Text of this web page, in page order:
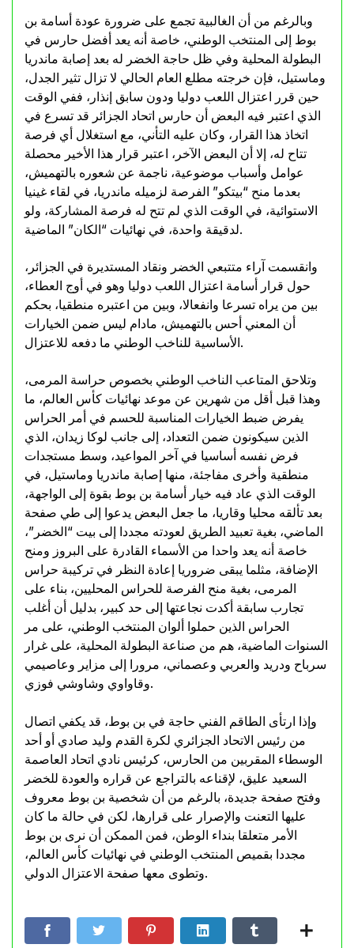
وبالرغم من أن الغالبية تجمع على ضرورة عودة أسامة بن
بوط إلى المنتخب الوطني، خاصة أنه يعد أفضل حارس في
البطولة المحلية وفي ظل حاجة الخضر له بعد إصابة ماندريا
وماستيل، فإن خرجته مطلع العام الحالي لا تزال تثير الجدل،
حين قرر اعتزال اللعب دوليا ودون سابق إنذار، ففي الوقت
الذي اعتبر فيه البعض أن حارس اتحاد الجزائر قد تسرع في
اتخاذ هذا القرار، وكان عليه التأني، مع استغلال أي فرصة
تتاح له، إلا أن البعض الآخر، اعتبر قرار هذا الأخير محصلة
عوامل وأسباب موضوعية، ناجمة عن شعوره بالتهميش،
بعدما منح “بيتكو” الفرصة لزميله ماندريا، في لقاء غينيا
الاستوائية، في الوقت الذي لم تتح له فرصة المشاركة، ولو
لدقيقة واحدة، في نهائيات “الكان” الماضية.
وانقسمت آراء متتبعي الخضر ونقاد المستديرة في الجزائر،
حول قرار أسامة اعتزال اللعب دوليا وهو في أوج العطاء،
بين من يراه تسرعا وانفعالا، وبين من اعتبره منطقيا، بحكم
أن المعني أحس بالتهميش، مادام ليس ضمن الخيارات
الأساسية للناخب الوطني ما دفعه للاعتزال.
وتلاحق المتاعب الناخب الوطني بخصوص حراسة المرمى،
وهذا قبل أقل من شهرين عن موعد نهائيات كأس العالم، ما
يفرض ضبط الخيارات المناسبة للحسم في أمر الحراس
الذين سيكونون ضمن التعداد، إلى جانب لوكا زيدان، الذي
فرض نفسه أساسيا في آخر المواعيد، وسط مستجدات
منطقية وأخرى مفاجئة، منها إصابة ماندريا وماستيل، في
الوقت الذي عاد فيه خيار أسامة بن بوط بقوة إلى الواجهة،
بعد تألقه محليا وقاريا، ما جعل البعض يدعوا إلى طي صفحة
الماضي، بغية تعبيد الطريق لعودته مجددا إلى بيت “الخضر”،
خاصة أنه يعد واحدا من الأسماء القادرة على البروز ومنح
الإضافة، مثلما يبقى ضروريا إعادة النظر في تركيبة حراس
المرمى، بغية منح الفرصة للحراس المحليين، بناء على
تجارب سابقة أكدت نجاعتها إلى حد كبير، بدليل أن أغلب
الحراس الذين حملوا ألوان المنتخب الوطني، على مر
السنوات الماضية، هم من صناعة البطولة المحلية، على غرار
سرباح ودريد والعربي وعصماني، مرورا إلى مزاير وعاصيمي
وقاواوي وشاوشي فوزي.
وإذا ارتأى الطاقم الفني حاجة في بن بوط، قد يكفي اتصال
من رئيس الاتحاد الجزائري لكرة القدم وليد صادي أو أحد
الوسطاء المقربين من الحارس، كرئيس نادي اتحاد العاصمة
السعيد عليق، لإقناعه بالتراجع عن قراره والعودة للخضر
وفتح صفحة جديدة، بالرغم من أن شخصية بن بوط معروف
عليها التعنت والإصرار على قرارها، لكن في حالة ما كان
الأمر متعلقا بنداء الوطن، فمن الممكن أن نرى بن بوط
مجددا بقميص المنتخب الوطني في نهائيات كأس العالم،
وتطوى معها صفحة الاعتزال الدولي.